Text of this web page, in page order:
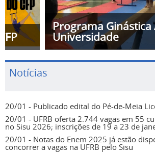
Programa Ginástica Alegria
Universidade
Notícias
20/01 - Publicado edital do Pé-de-Meia
20/01 - UFRB oferta 2.744 vagas em 55
no Sisu 2026; inscrições de 19 a 23 de
20/01 - Notas do Enem 2025 já estão
concorrer a vagas na UFRB pelo Sisu